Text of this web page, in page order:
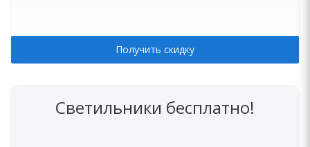
Получить скидку
Светильники бесплатно!